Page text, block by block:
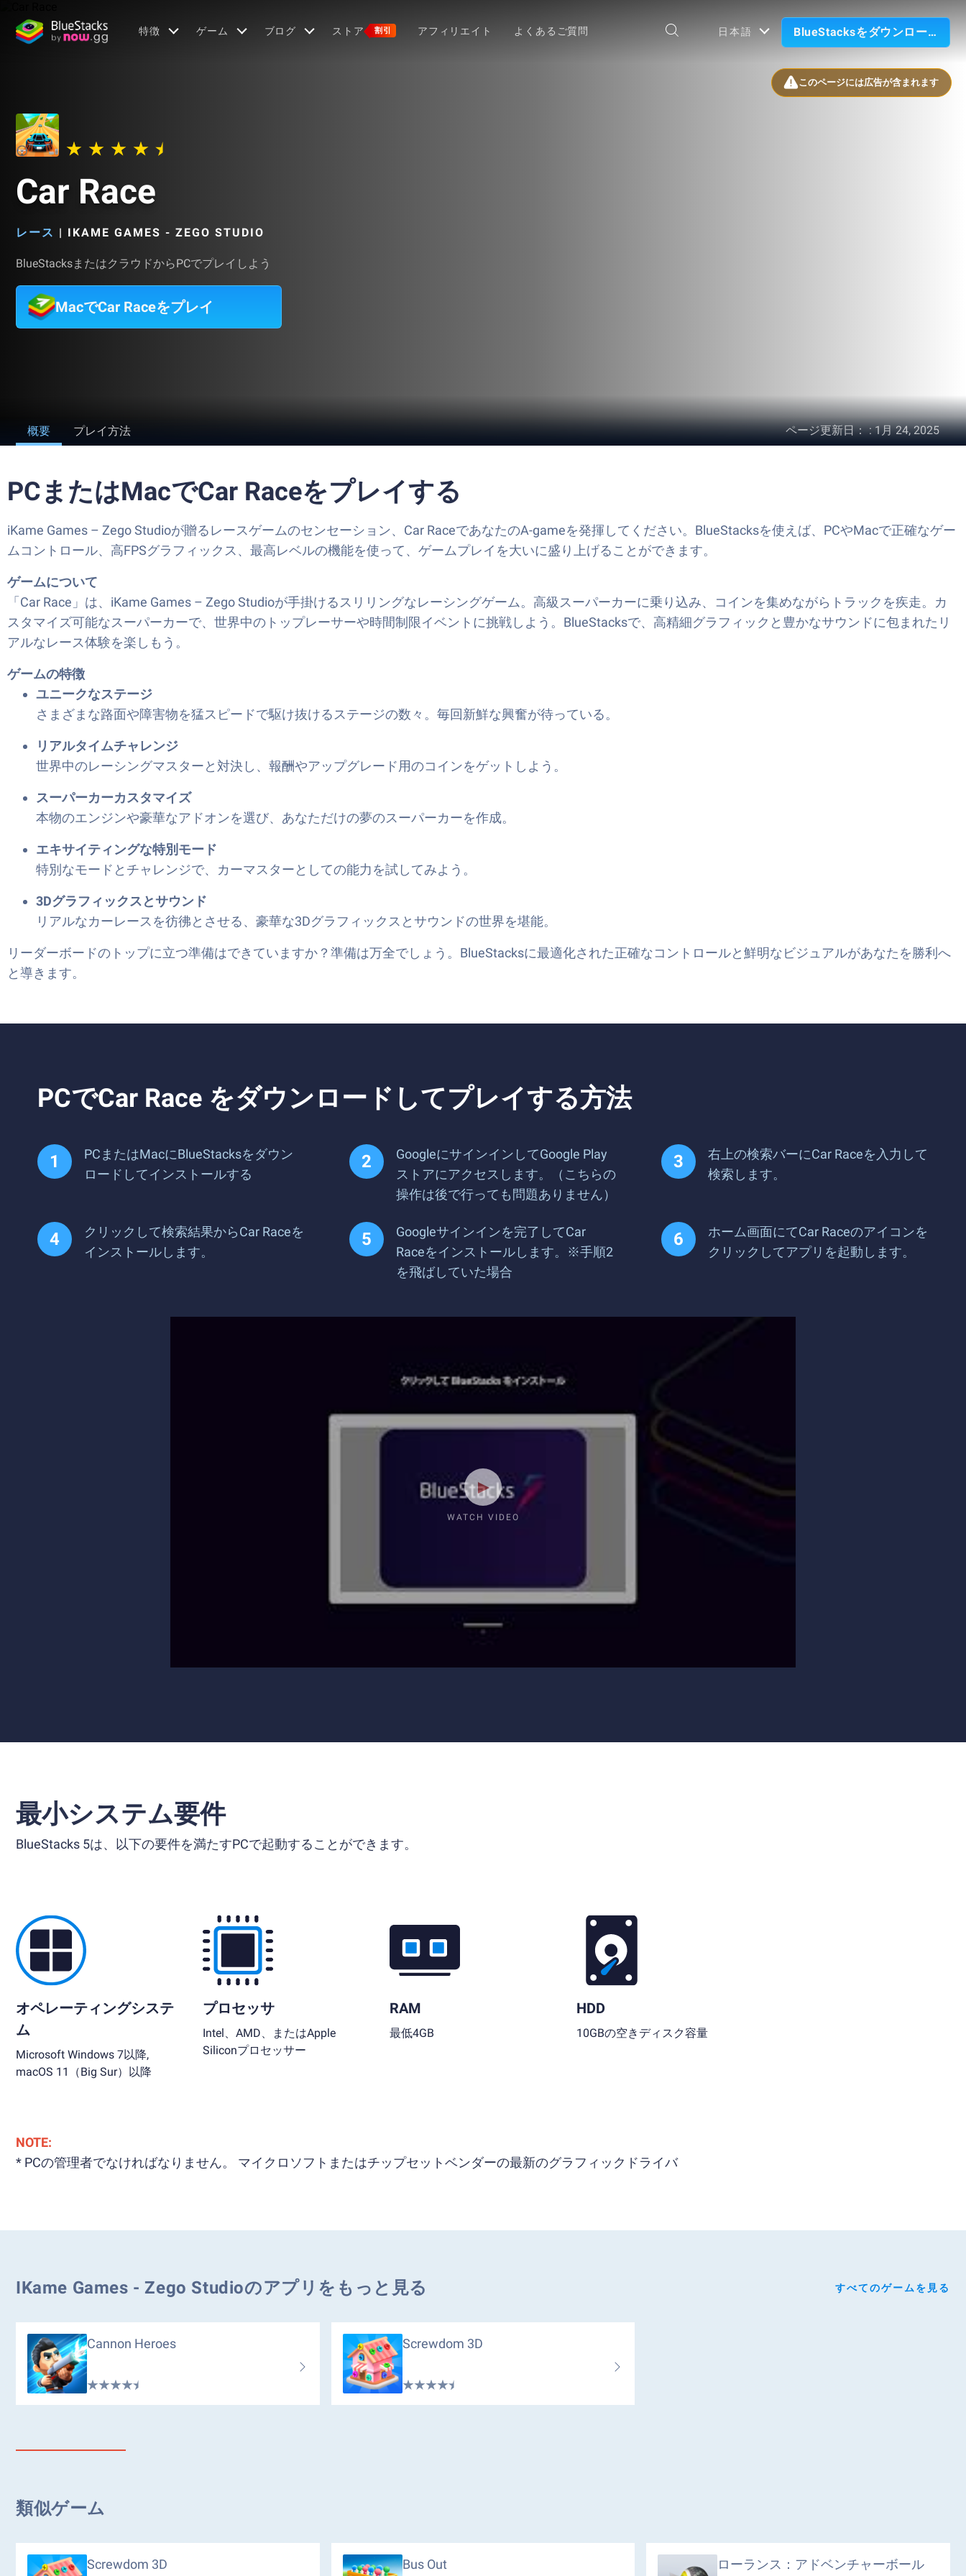
特徴 ゲーム ブログ ストア 割引 アフィリエイト よくあるご質問 日本語 BlueStacksをダウンロード
このページには広告が含まれます
Car Race
レース | IKAME GAMES - ZEGO STUDIO
BlueStacksまたはクラウドからPCでプレイしよう
MacでCar Raceをプレイ
概要 プレイ方法 ページ更新日：:1月 24, 2025
PCまたはMacでCar Raceをプレイする
iKame Games – Zego Studioが贈るレースゲームのセンセーション、Car RaceであなたのA-gameを発揮してください。BlueStacksを使えば、PCやMacで正確なゲー
ムコントロール、高FPSグラフィックス、最高レベルの機能を使って、ゲームプレイを大いに盛り上げることができます。
ゲームについて
「Car Race」は、iKame Games – Zego Studioが手掛けるスリリングなレーシングゲーム。高級スーパーカーに乗り込み、コインを集めながらトラックを疾走。カ
スタマイズ可能なスーパーカーで、世界中のトップレーサーや時間制限イベントに挑戦しよう。BlueStacksで、高精細グラフィックと豊かなサウンドに包まれたリ
アルなレース体験を楽しもう。
ゲームの特徴
ユニークなステージ
さまざまな路面や障害物を猛スピードで駆け抜けるステージの数々。毎回新鮮な興奮が待っている。
リアルタイムチャレンジ
世界中のレーシングマスターと対決し、報酬やアップグレード用のコインをゲットしよう。
スーパーカーカスタマイズ
本物のエンジンや豪華なアドオンを選び、あなただけの夢のスーパーカーを作成。
エキサイティングな特別モード
特別なモードとチャレンジで、カーマスターとしての能力を試してみよう。
3Dグラフィックスとサウンド
リアルなカーレースを彷彿とさせる、豪華な3Dグラフィックスとサウンドの世界を堪能。
リーダーボードのトップに立つ準備はできていますか？準備は万全でしょう。BlueStacksに最適化された正確なコントロールと鮮明なビジュアルがあなたを勝利へ
と導きます。
PCでCar Race をダウンロードしてプレイする方法
PCまたはMacにBlueStacksをダウン
ロードしてインストールする
GoogleにサインインしてGoogle Play
ストアにアクセスします。（こちらの
操作は後で行っても問題ありません）
右上の検索バーにCar Raceを入力して
検索します。
クリックして検索結果からCar Raceを
インストールします。
Googleサインインを完了してCar
Raceをインストールします。※手順2
を飛ばしていた場合
ホーム画面にてCar Raceのアイコンを
クリックしてアプリを起動します。
WATCH VIDEO
最小システム要件
BlueStacks 5は、以下の要件を満たすPCで起動することができます。
オペレーティングシステ
ム
Microsoft Windows 7以降,
macOS 11（Big Sur）以降
プロセッサ
Intel、AMD、またはApple
Siliconプロセッサー
RAM
最低4GB
HDD
10GBの空きディスク容量
NOTE:
* PCの管理者でなければなりません。 マイクロソフトまたはチップセットベンダーの最新のグラフィックドライバ
IKame Games - Zego Studioのアプリをもっと見る すべてのゲームを見る
Cannon Heroes Screwdom 3D
類似ゲーム
Screwdom 3D Bus Out ローランス：アドベンチャーボール